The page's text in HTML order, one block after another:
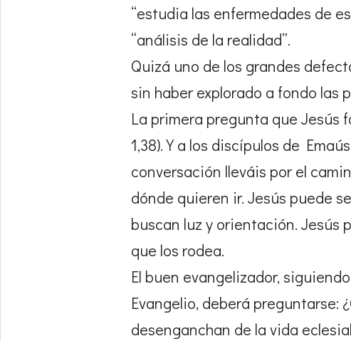
“estudia las enfermedades de
“análisis de la realidad”.
Quizá uno de los grandes
sin haber explorado a fondo las
La primera pregunta que Jesús
1,38). Y a los discípulos de
conversación lleváis por el
dónde quieren ir. Jesús puede
buscan luz y orientación. Jesús
que los rodea.
El buen evangelizador,
Evangelio, deberá preguntarse:
desenganchan de la vida